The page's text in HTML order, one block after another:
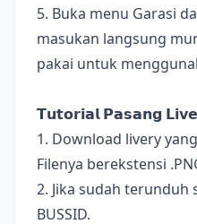
5. Buka menu Garasi
masukan langsung
pakai untuk
𝗧𝘂𝘁𝗼𝗿𝗶𝗮𝗹 𝗣𝗮𝘀𝗮𝗻𝗴
1. Download livery
Filenya berekstensi
2. Jika sudah terunduh
BUSSID.